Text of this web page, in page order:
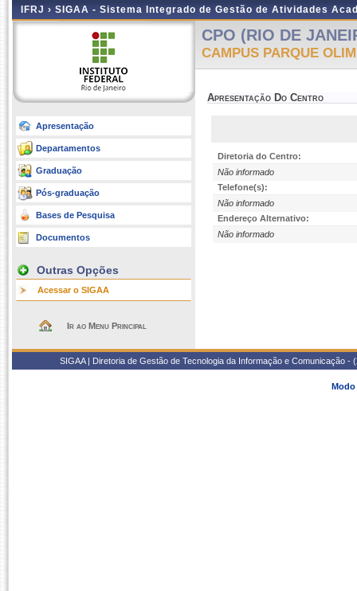
IFRJ › SIGAA - Sistema Integrado de Gestão de Atividades
Apresentação
Departamentos
Graduação
Pós-graduação
Bases de Pesquisa
Documentos
Outras Opções
Acessar o SIGAA
Ir ao Menu Principal
CPO (RIO DE
CAMPUS PARQUE
Apresentação Do Centro
Diretoria do Centro:
Não informado
Telefone(s):
Não informado
Endereço Alternativo:
Não informado
SIGAA | Diretoria de Gestão de Tecnologia da Informação e
Modo